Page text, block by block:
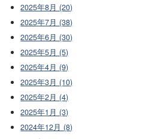
2025年8月 (20)
2025年7月 (38)
2025年6月 (30)
2025年5月 (5)
2025年4月 (9)
2025年3月 (10)
2025年2月 (4)
2025年1月 (3)
2024年12月 (8)